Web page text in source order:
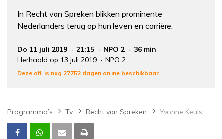
In Recht van Spreken blikken prominente
Nederlanders terug op hun leven en carrière.
Do 11 juli 2019 21:15 NPO 2
36 min
Herhaald op 13 juli 2019
NPO 2
Deze afl. is nog 27752 dagen online beschikbaar.
Programma’s Tv Recht van Spreken Yvonne Keuls